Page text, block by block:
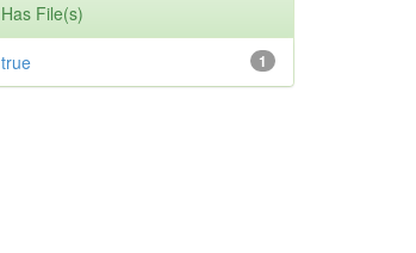
Has File(s)
1
true